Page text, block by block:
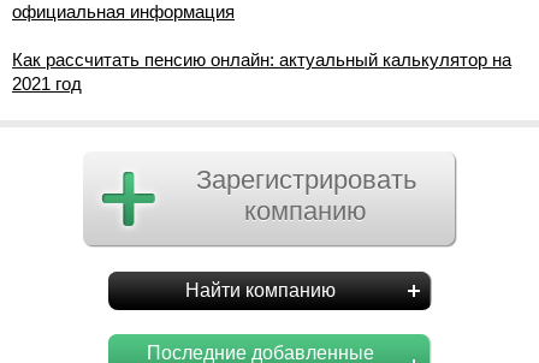
официальная информация
Как рассчитать пенсию онлайн: актуальный калькулятор на
2021 год
Зарегистрировать
компанию
Найти компанию
Последние добавленные